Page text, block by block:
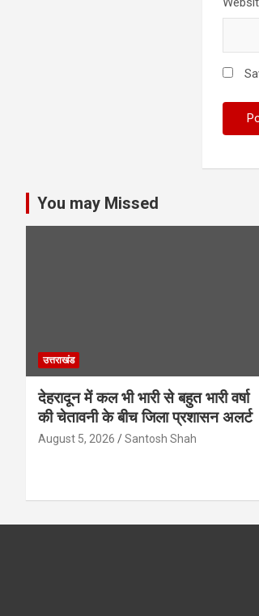
You may Missed
उत्तराखंड
देहरादून में कल भी भारी से बहुत भारी वर्षा
की चेतावनी के बीच जिला प्रशासन अलर्ट
August 5, 2026 Santosh Shah